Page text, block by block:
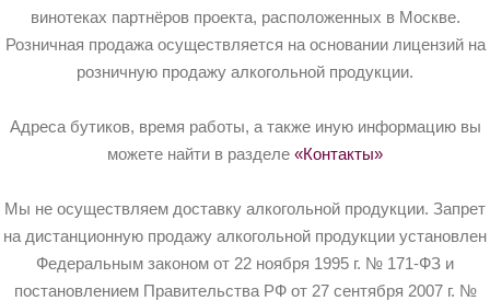
винотеках партнёров проекта, расположенных в Москве.
Розничная продажа осуществляется на основании лицензий на
розничную продажу алкогольной продукции.
Адреса бутиков, время работы, а также иную информацию вы
можете найти в разделе «Контакты»
Мы не осуществляем доставку алкогольной продукции. Запрет
на дистанционную продажу алкогольной продукции установлен
Федеральным законом от 22 ноября 1995 г. № 171-ФЗ и
постановлением Правительства РФ от 27 сентября 2007 г. №